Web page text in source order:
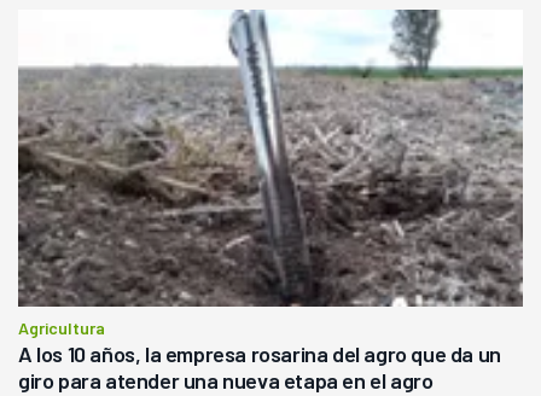
Agricultura
A los 10 años, la empresa rosarina del agro que da un
giro para atender una nueva etapa en el agro